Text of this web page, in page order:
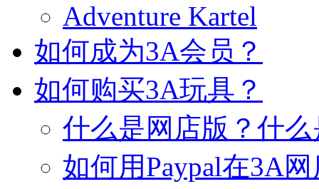
Adventure Kartel
如何成为3A会员？
如何购买3A玩具？
什么是网店版？什
如何用Paypal在3A